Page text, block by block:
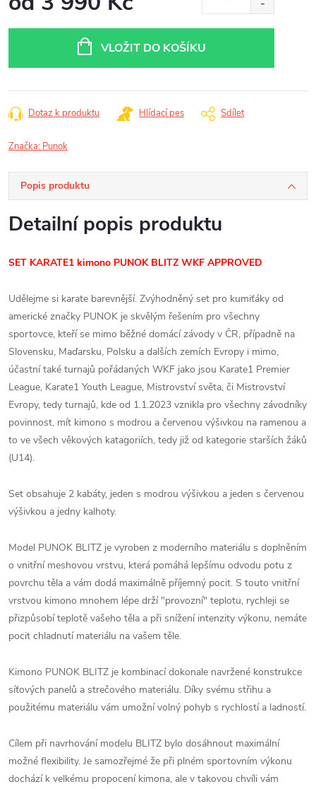
VLOŽIT DO KOŠÍKU
Dotaz k produktu Hlídací pes Sdílet
Značka: Punok
Popis produktu
Detailní popis produktu
SET KARATE1 kimono PUNOK BLITZ WKF APPROVED
Udělejme si karate barevnější. Zvýhodněný set pro kumiťáky od
americké značky PUNOK je skvělým řešením pro všechny
sportovce, kteří se mimo běžné domácí závody v ČR, případně na
Slovensku, Maďarsku, Polsku a dalších zemích Evropy i mimo,
účastní také turnajů pořádaných WKF jako jsou Karate1 Premier
League, Karate1 Youth League, Mistrovství světa, či Mistrovství
Evropy, tedy turnajů, kde od 1.1.2023 vznikla pro všechny závodníky
povinnost, mít kimono s modrou a červenou výšivkou na ramenou a
to ve všech věkových katagoriích, tedy již od kategorie starších žáků
(U14).
Set obsahuje 2 kabáty, jeden s modrou výšivkou a jeden s červenou
výšivkou a jedny kalhoty.
Model PUNOK BLITZ je vyroben z moderního materiálu s doplněním
o vnitřní meshovou vrstvu, která pomáhá lepšímu odvodu potu z
povrchu těla a vám dodá maximálně příjemný pocit. S touto vnitřní
vrstvou kimono mnohem lépe drží "provozní" teplotu, rychleji se
přizpůsobí teplotě vašeho těla a při snížení intenzity výkonu, nemáte
pocit chladnutí materiálu na vašem těle.
Kimono PUNOK BLITZ je kombinací dokonale navržené konstrukce
síťových panelů a strečového materiálu. Díky svému střihu a
použitému materiálu vám umožní volný pohyb s rychlostí a ladností.
Cílem při navrhování modelu BLITZ bylo dosáhnout maximální
možné flexibility. Je samozřejmé že při plném sportovním výkonu
dochází k velkému propocení kimona, ale v takovou chvíli vám